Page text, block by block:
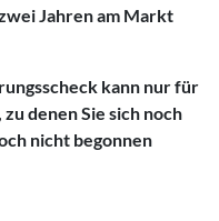
Jahren am Markt
kann nur für
denen Sie sich noch
nicht begonnen